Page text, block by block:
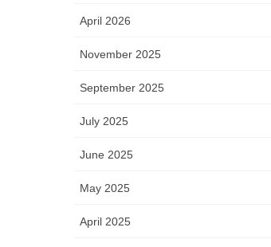
April 2026
November 2025
September 2025
July 2025
June 2025
May 2025
April 2025